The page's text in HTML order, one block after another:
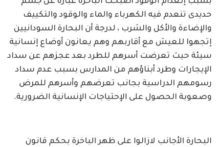
حديدى تنعدم فيه الكهرباء والماء والوقود والتكييف
والإضاءة والأكل والشرب ، لدرجة أن البحارة السودانيين
إتجهوا للعيش مع أقاربهم وهم يعانون أوضاع إنسانية
سيئة حيث تعرضت أسرهم للطرد بعد عجزهم عن سداد
الإيجارات وطرد أبناؤهم من المدارس بسبب عدم سداد
رسومهم الدراسية بجانب تعرضهم وأسرهم للمرض
وصعوبة الحصول على الإحتياجات الإنسانية الضرورية.
البحارة الأجانب لازالوا على ظهر الباخرة بحكم قانون